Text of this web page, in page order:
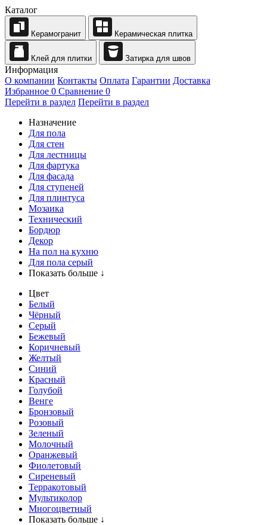
Каталог
Керамогранит Керамическая плитка
Клей для плитки Затирка для швов
Информация
О компании Контакты Оплата Гарантии Доставка
Избранное 0 Сравнение 0
Перейти в раздел Перейти в раздел
Назначение
Для пола
Для стен
Для лестницы
Для фартука
Для фасада
Для ступеней
Для плинтуса
Мозаика
Технический
Бордюр
Декор
На пол на кухню
Для пола серый
Показать больше ↓
Цвет
Белый
Чёрный
Серый
Бежевый
Коричневый
Желтый
Синий
Красный
Голубой
Венге
Бронзовый
Розовый
Зеленый
Молочный
Оранжевый
Фиолетовый
Сиреневый
Терракотовый
Мультиколор
Многоцветный
Показать больше ↓